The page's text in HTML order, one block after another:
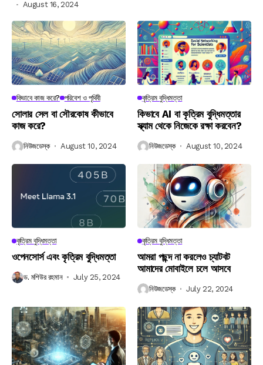
August 16, 2024
কিভাবে কাজ করে? পরিবেশ ও পৃথিবী
সোলার সেল বা সৌরকোষ কীভাবে
কাজ করে?
নিউজডেস্ক August 10, 2024
কৃত্রিম বুদ্ধিমত্তা
কিভাবে AI বা কৃত্রিম বুদ্ধিমত্তার
স্ক্যাম থেকে নিজেকে রক্ষা করবেন?
নিউজডেস্ক August 10, 2024
কৃত্রিম বুদ্ধিমত্তা
ওপেনসোর্স এবং কৃত্রিম বুদ্ধিমত্তা
ড. মশিউর রহমান July 25, 2024
কৃত্রিম বুদ্ধিমত্তা
আমরা পছন্দ না করলেও চ্যাটবট
আমাদের মোবাইলে চলে আসবে
নিউজডেস্ক July 22, 2024